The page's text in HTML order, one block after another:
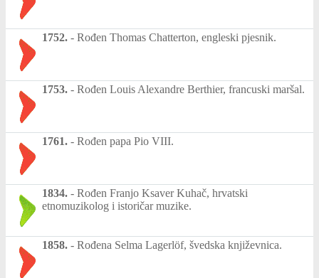
1752. - Rođen Thomas Chatterton, engleski pjesnik.
1753. - Rođen Louis Alexandre Berthier, francuski maršal.
1761. - Rođen papa Pio VIII.
1834. - Rođen Franjo Ksaver Kuhač, hrvatski
etnomuzikolog i istoričar muzike.
1858. - Rođena Selma Lagerlöf, švedska književnica.